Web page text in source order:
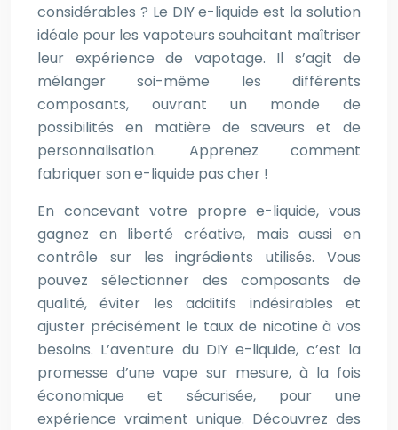
considérables ? Le DIY e-liquide est la solution
idéale pour les vapoteurs souhaitant maîtriser
leur expérience de vapotage. Il s’agit de
mélanger soi-même les différents
composants, ouvrant un monde de
possibilités en matière de saveurs et de
personnalisation. Apprenez comment
fabriquer son e-liquide pas cher !
En concevant votre propre e-liquide, vous
gagnez en liberté créative, mais aussi en
contrôle sur les ingrédients utilisés. Vous
pouvez sélectionner des composants de
qualité, éviter les additifs indésirables et
ajuster précisément le taux de nicotine à vos
besoins. L’aventure du DIY e-liquide, c’est la
promesse d’une vape sur mesure, à la fois
économique et sécurisée, pour une
expérience vraiment unique. Découvrez des